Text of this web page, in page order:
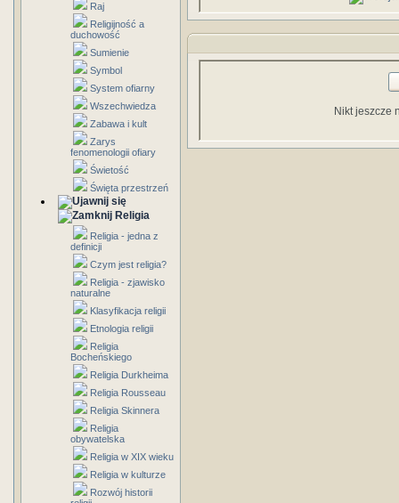
Raj
Religijność a
duchowość
Sumienie
Symbol
System ofiarny
Wszechwiedza
Zabawa i kult
Zarys
fenomenologii ofiary
Świetość
Święta przestrzeń
Religia
Religia - jedna z
definicji
Czym jest religia?
Religia - zjawisko
naturalne
Klasyfikacja religii
Etnologia religii
Religia
Bocheńskiego
Religia Durkheima
Religia Rousseau
Religia Skinnera
Religia
obywatelska
Religia w XIX wieku
Religia w kulturze
Rozwój historii
Nikt jeszcze